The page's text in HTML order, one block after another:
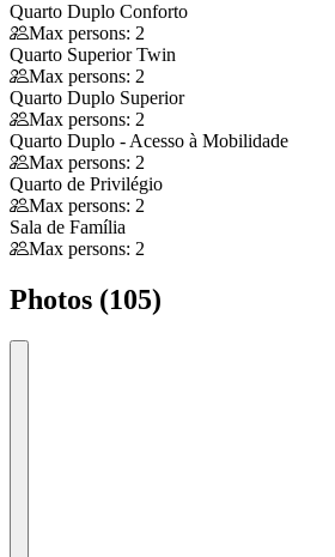
Quarto Duplo Conforto
Max persons: 2
Quarto Superior Twin
Max persons: 2
Quarto Duplo Superior
Max persons: 2
Quarto Duplo - Acesso à Mobilidade
Max persons: 2
Quarto de Privilégio
Max persons: 2
Sala de Família
Max persons: 2
Photos (105)